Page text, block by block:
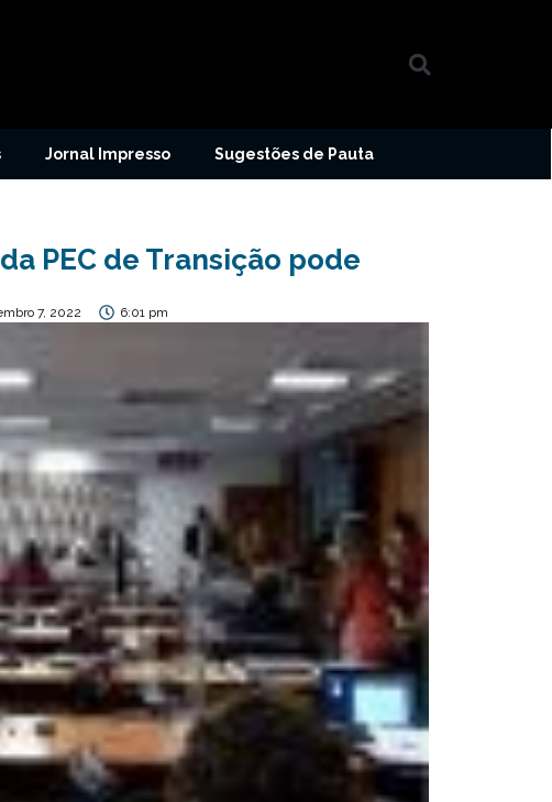
Jornal Impresso Sugestões de Pauta
PEC de Transição pode
7, 2022 6:01 pm